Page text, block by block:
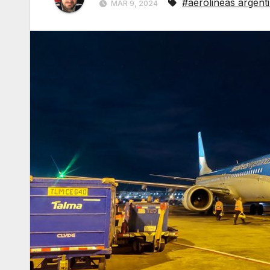
MAR 9, 2024 #aerolineas